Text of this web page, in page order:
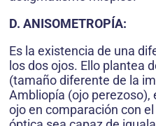
D. ANISOMETROPÍA:
Es la existencia de una
los dos ojos. Ello plantea
(tamaño diferente de la
Ambliopía (ojo perezoso),
ojo en comparación con